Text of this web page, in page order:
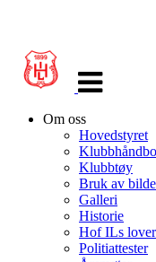
navigasjon
Om oss
Hovedstyret
Klubbtøy
Bruk av
Galleri
Historie
Hof ILs lover
Politiattester